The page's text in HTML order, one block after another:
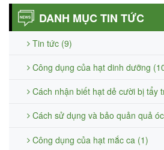
DANH MỤC TIN TỨC
Tin tức (9)
Công dụng của hạt dinh dưỡng
Cách nhận biết hạt dẻ cười bị tẩy
Cách sử dụng và bảo quản quả
Công dụng của hạt mắc ca (1)